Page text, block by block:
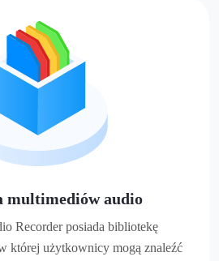
multimediów audio
Recorder posiada bibliotekę
której użytkownicy mogą znaleźć